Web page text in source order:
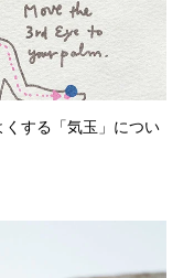
する「気玉」につい